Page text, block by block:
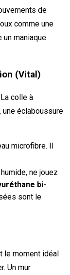
de
comme une
maniaque
(Vital)
colle à
une éclaboussure
microfibre. Il
ne jouez
bi-
sont le
le moment idéal
Un mur